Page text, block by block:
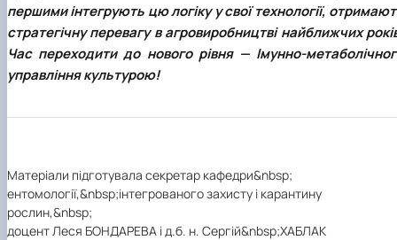
першими інтегрують цю логіку у свої технології,
стратегічну перевагу в агровиробництві найближчих
Час переходити до нового рівня — Імунно-
управління культурою!
Матеріали підготувала секретар кафедри&nbsp;
ентомології,&nbsp;інтегрованого захисту і карантину
рослин,&nbsp;
доцент Леся БОНДАРЕВА і д.б. н. Сергій&nbsp;ХАБЛАК